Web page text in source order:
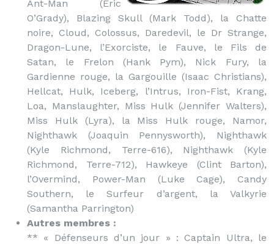
Ant-Man (Eric
O’Grady), Blazing Skull (Mark Todd), la Chatte
noire, Cloud, Colossus, Daredevil, le Dr Strange,
Dragon-Lune, l’Exorciste, le Fauve, le Fils de
Satan, le Frelon (Hank Pym), Nick Fury, la
Gardienne rouge, la Gargouille (Isaac Christians),
Hellcat, Hulk, Iceberg, l’Intrus, Iron-Fist, Krang,
Loa, Manslaughter, Miss Hulk (Jennifer Walters),
Miss Hulk (Lyra), la Miss Hulk rouge, Namor,
Nighthawk (Joaquin Pennysworth), Nighthawk
(Kyle Richmond, Terre-616), Nighthawk (Kyle
Richmond, Terre-712), Hawkeye (Clint Barton),
l’Overmind, Power-Man (Luke Cage), Candy
Southern, le Surfeur d’argent, la Valkyrie
(Samantha Parrington)
Autres membres :
** « Défenseurs d’un jour » : Captain Ultra, le